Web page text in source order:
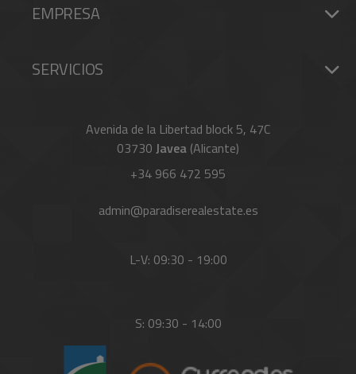
EMPRESA
SERVICIOS
Avenida de la Libertad block 5, 47C
03730 Javea (Alicante)
+34 966 472 595
admin@paradiserealestate.es
L-V: 09:30 - 19:00
S: 09:30 - 14:00